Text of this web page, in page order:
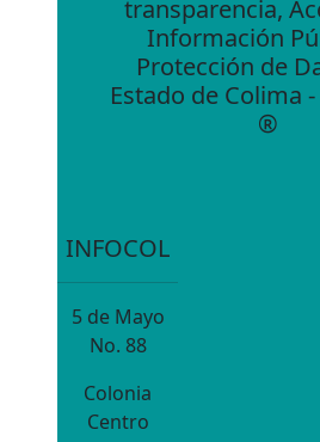
transparencia,
Información
Protección de
Estado de Colima
®
INFOCOL
5 de Mayo
No. 88
Colonia
Centro